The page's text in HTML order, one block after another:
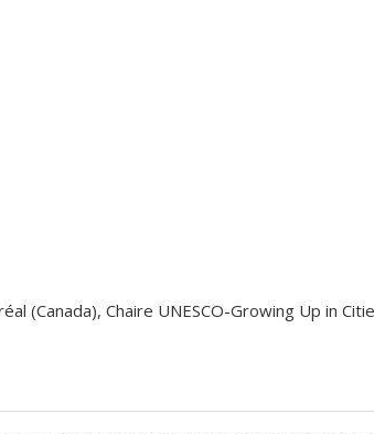
(Canada), Chaire UNESCO-Growing Up in